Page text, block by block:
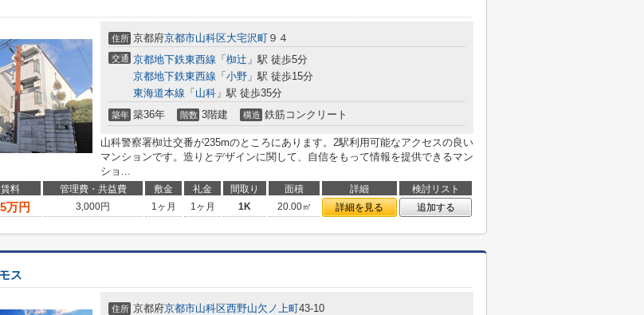
住所 京都府京都市山科区大宅沢町 ９４
交通 京都地下鉄東西線 「 椥辻 」駅 徒歩5分
京都地下鉄東西線 「 小野 」駅 徒歩15分
東海道本線 「 山科 」駅 徒歩35分
築年 築36年 階数 3階建 構造 鉄筋コンクリート
山科警察署椥辻交番が235mのところにあります。2駅利用可能なアクセスの良い
マンションです。造りとデザインに関して、自信をもって情報を提供できるマン
ショ...
賃料 管理費・共益費 敷金 礼金 間取り 面積 詳細
検討リスト
万円 3,000円 1ヶ月 1ヶ月 1K 20.00㎡ 詳細を見る 追加する
ス
住所 京都府京都市山科区西野山欠ノ上町43-10